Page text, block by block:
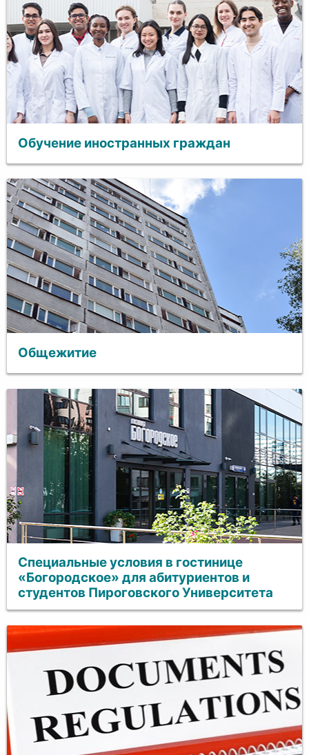
Обучение иностранных граждан
Общежитие
Специальные условия в гостинице
«Богородское» для абитуриентов и
студентов Пироговского Университета